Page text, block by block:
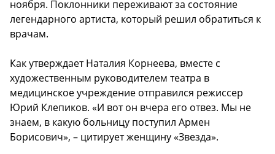
ноября. Поклонники переживают за состояние
легендарного артиста, который решил обратиться к
врачам.
Как утверждает Наталия Корнеева, вместе с
художественным руководителем театра в
медицинское учреждение отправился режиссер
Юрий Клепиков. «И вот он вчера его отвез. Мы не
знаем, в какую больницу поступил Армен
Борисович», – цитирует женщину «Звезда».